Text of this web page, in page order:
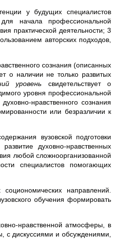
у будущих специалистов
начала профессиональной
практической деятельности; 3
авторских подходов,
сознания (описанных
о наличии не только развитых
уровень свидетельствует о
уровня профессиональной
нравственного сознания
или безразличии к
вузовской подготовки
духовно-нравственных
любой сложноорганизованной
специалистов помогающих
направлений.
обучения формировать
нравственной атмосферы, в
с дискуссиями и обсуждениями,